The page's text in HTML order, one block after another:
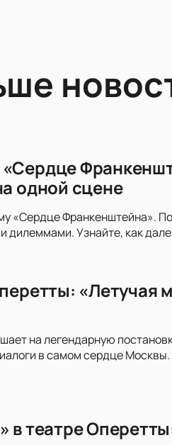
одной сцене
«Сердце Франкенштейна».
Узнайте, как
«Летучая
на легендарную
в самом сердце Москвы.
в театре